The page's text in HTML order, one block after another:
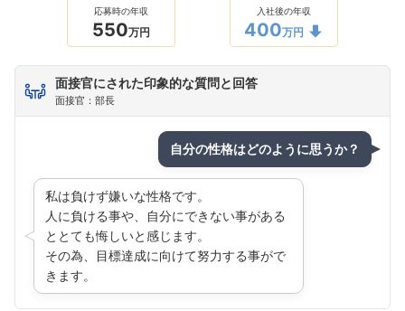
フォローしました
こちらの企業もフォローしませんか？
応募時の年収
550万円
入社後の年収
400万円
面接官にされた印象的な質問と回答
面接官：部長
自分の性格はどのように思うか？
私は負けず嫌いな性格です。
人に負ける事や、自分にできない事がある
ととても悔しいと感じます。
その為、目標達成に向けて努力する事がで
きます。